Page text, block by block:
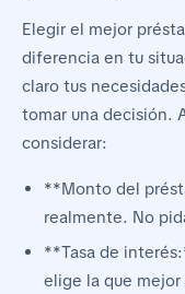
Elegir el mejor
diferencia en tu
claro tus
tomar una decisión.
considerar:
**Monto del
realmente. No
**Tasa de
elige la que